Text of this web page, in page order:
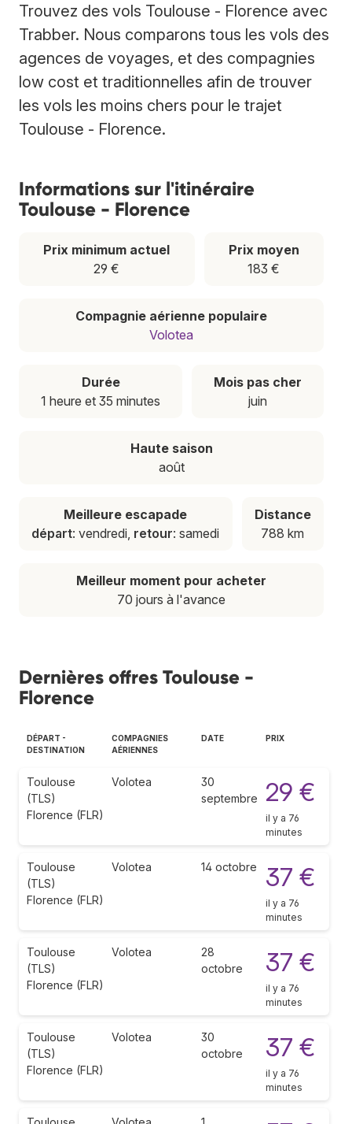
Trouvez des vols Toulouse - Florence avec
Trabber. Nous comparons tous les vols des
agences de voyages, et des compagnies
low cost et traditionnelles afin de trouver
les vols les moins chers pour le trajet
Toulouse - Florence.
Informations sur l'itinéraire
Toulouse - Florence
Prix minimum actuel
29 €
Prix moyen
183 €
Compagnie aérienne populaire
Volotea
Durée
1 heure et 35 minutes
Mois pas cher
juin
Haute saison
août
Meilleure escapade
départ: vendredi, retour: samedi
Distance
788 km
Meilleur moment pour acheter
70 jours à l'avance
Dernières offres Toulouse -
Florence
DÉPART -
DESTINATION
COMPAGNIES
AÉRIENNES
DATE PRIX
Toulouse
(TLS)
Florence (FLR)
Volotea
30
septembre
29 €
il y a 76
minutes
Toulouse
(TLS)
Florence (FLR)
Volotea 14 octobre 37 €
il y a 76
minutes
Toulouse
(TLS)
Florence (FLR)
Volotea
28
octobre
37 €
il y a 76
minutes
Toulouse
(TLS)
Florence (FLR)
Volotea
30
octobre
37 €
il y a 76
minutes